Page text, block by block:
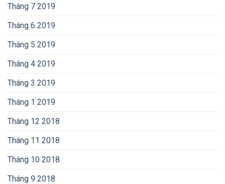
Tháng 7 2019
Tháng 6 2019
Tháng 5 2019
Tháng 4 2019
Tháng 3 2019
Tháng 1 2019
Tháng 12 2018
Tháng 11 2018
Tháng 10 2018
Tháng 9 2018